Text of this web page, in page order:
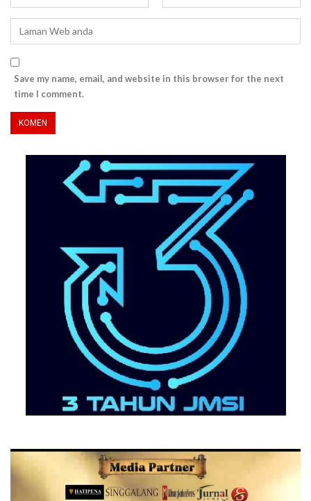
Save my name, email, and website in this browser for the next
time I comment.